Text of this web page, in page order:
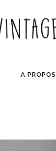
A PROPOS